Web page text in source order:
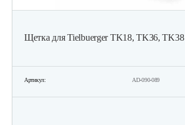
Щетка для Tielbuerger TK18, TK36, TK38
Артикул: AD-090-089